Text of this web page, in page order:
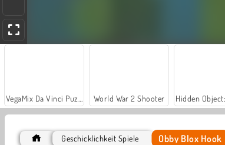
World War 2 Shooter
Geschicklichkeit Spiele Obby Blox Hook